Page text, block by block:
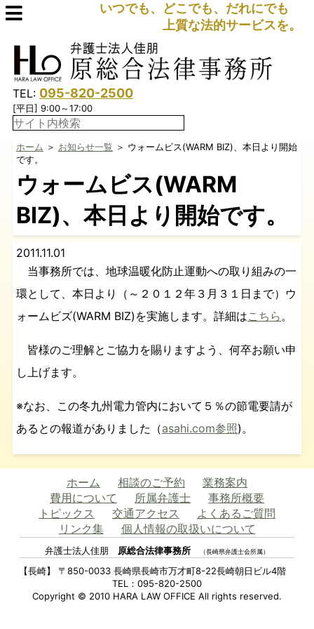
いつでも、どこでも、だれにでも
上質な法的サービスを。
TEL: 095-820-2500
[平日] 9:00～17:00
ホーム ＞ お知らせ一覧 ＞ ウォームビス(WARM BIZ)、本日より開始
です。
ウォームビス(WARM
BIZ)、本日より開始です。
2011.11.01
当事務所では、地球温暖化防止運動への取り組みの一
環として、本日より（～２０１２年３月３１日まで）ウ
ォームビズ(WARM BIZ)を実施します。詳細はこちら。
皆様のご理解とご協力を賜りますよう、何卒お願い申
し上げます。
※なお、この冬九州電力管内において５％の節電要請が
あるとの報道がありました（asahi.com参照)。
ホーム 相談のご予約
業務案内
費用について
所属弁護士
事務所概要
トピックス
交通アクセス
よくあるご質問
リンク集
個人情報の取扱いについて
弁護士法人佳朋 原総合法律事務所 （長崎県弁護士会所属）
【長崎】 〒850-0033 長崎県長崎市万才町8-22長崎朝日ビル4階
TEL：095-820-2500
Copyright © 2010 HARA LAW OFFICE All rights reserved.